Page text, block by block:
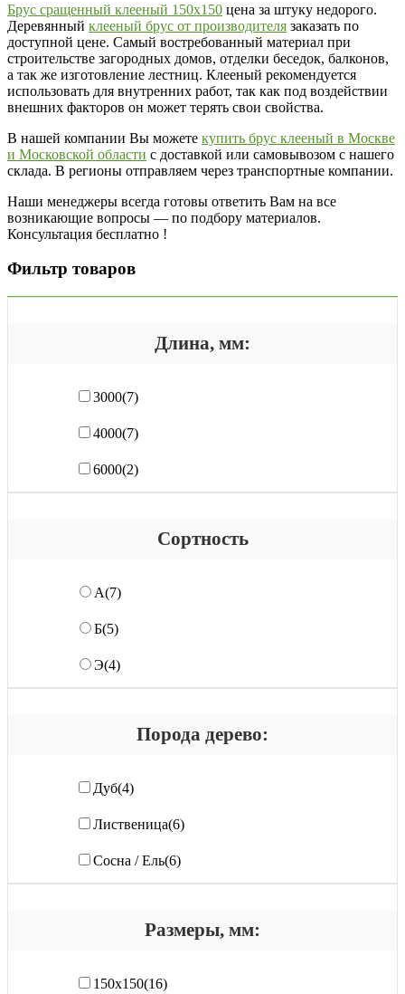
Брус сращенный клееный 150х150 цена за штуку недорого.
Деревянный клееный брус от производителя заказать по
доступной цене. Самый востребованный материал при
строительстве загородных домов, отделки беседок, балконов,
а так же изготовление лестниц. Клееный рекомендуется
использовать для внутренних работ, так как под воздействии
внешних факторов он может терять свои свойства.
В нашей компании Вы можете купить брус клееный в Москве
и Московской области с доставкой или самовывозом с нашего
склада. В регионы отправляем через транспортные компании.
Наши менеджеры всегда готовы ответить Вам на все
возникающие вопросы — по подбору материалов.
Консультация бесплатно !
Фильтр товаров
Длина, мм:
3000(7)
4000(7)
6000(2)
Сортность
А(7)
Б(5)
Э(4)
Порода дерево:
Дуб(4)
Лиственица(6)
Сосна / Ель(6)
Размеры, мм:
150х150(16)